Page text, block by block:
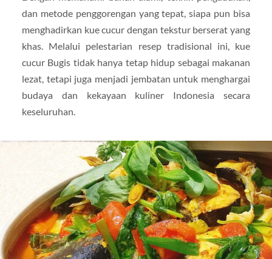
dan metode penggorengan yang tepat, siapa pun bisa
menghadirkan kue cucur dengan tekstur berserat yang
khas. Melalui pelestarian resep tradisional ini, kue
cucur Bugis tidak hanya tetap hidup sebagai makanan
lezat, tetapi juga menjadi jembatan untuk menghargai
budaya dan kekayaan kuliner Indonesia secara
keseluruhan.